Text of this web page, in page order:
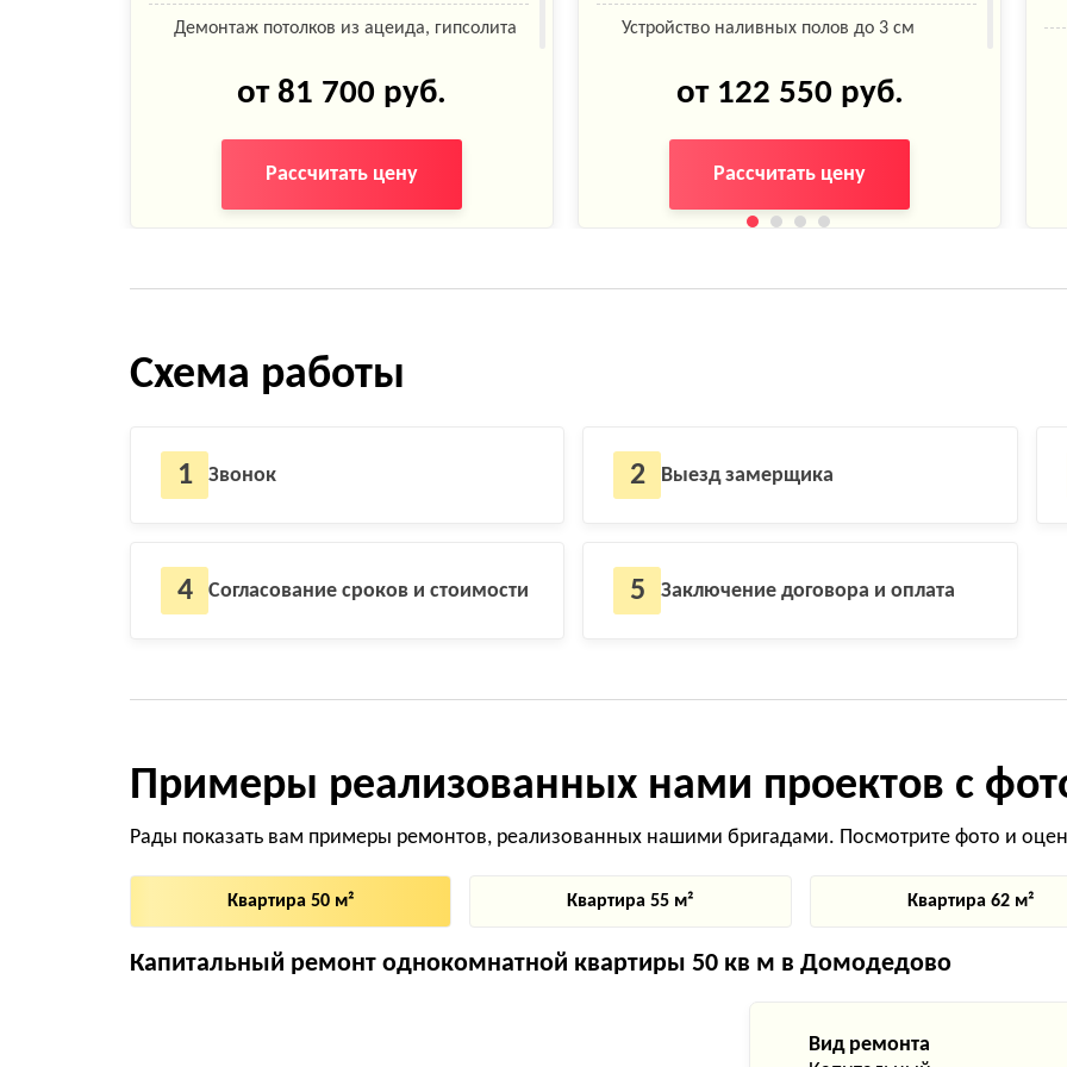
Демонтаж потолков из ацеида, гипсолита
Оклейка стен обоями
Установка люстры (без сборки)
от 81 700 руб.
Рассчитать цену
Устройство наливных полов до 3 см
Выравнивание стен листами ГКЛ
Демонтаж натяжного потолка (включая
от 122 550 руб.
Рассчитать цену
Схема работы
1 Звонок 2 Выезд замерщика
4 Согласование сроков и стоимости 5 Заключение договора и оплата
Примеры реализованных нами проектов с
Рады показать вам примеры ремонтов, реализованных нашими бригадами. Посмотрите фото и
Квартира 50 м² Квартира 55 м² Квартира 62 м²
Капитальный ремонт однокомнатной квартиры 50 кв м в Домодедово
Вид ремонта